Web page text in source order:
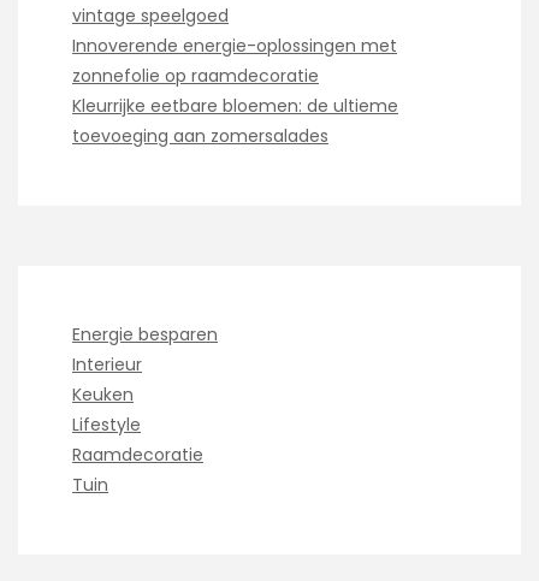
vintage speelgoed
Innoverende energie-oplossingen met
zonnefolie op raamdecoratie
Kleurrijke eetbare bloemen: de ultieme
toevoeging aan zomersalades
Energie besparen
Interieur
Keuken
Lifestyle
Raamdecoratie
Tuin